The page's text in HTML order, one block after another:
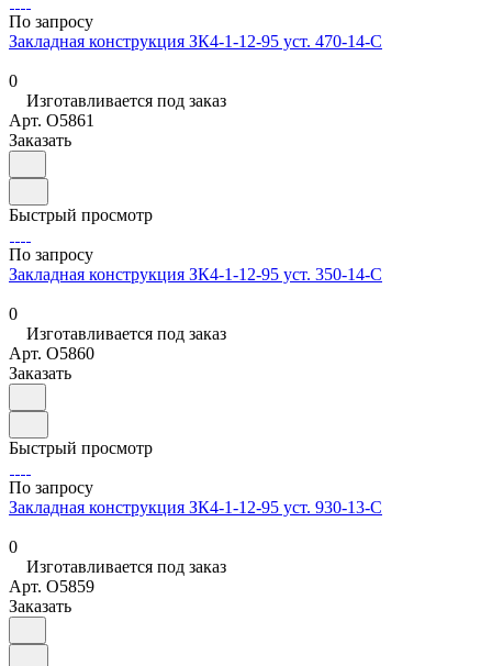
По запросу
Закладная конструкция ЗК4-1-12-95 уст. 470-14-С
0
Изготавливается под заказ
Арт. O5861
Заказать
Быстрый просмотр
По запросу
Закладная конструкция ЗК4-1-12-95 уст. 350-14-С
0
Изготавливается под заказ
Арт. O5860
Заказать
Быстрый просмотр
По запросу
Закладная конструкция ЗК4-1-12-95 уст. 930-13-С
0
Изготавливается под заказ
Арт. O5859
Заказать